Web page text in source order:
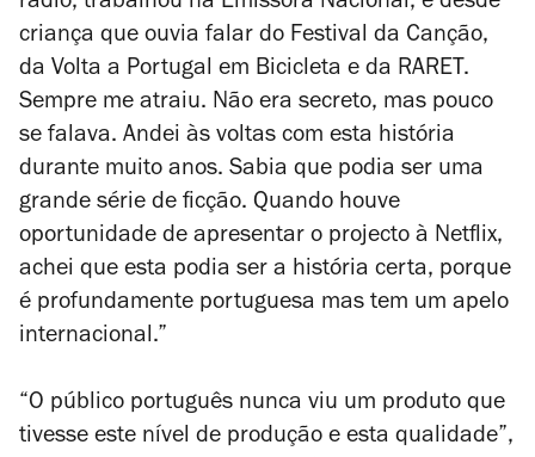
criança que ouvia falar do Festival da Canção,
da Volta a Portugal em Bicicleta e da RARET.
Sempre me atraiu. Não era secreto, mas pouco
se falava. Andei às voltas com esta história
durante muito anos. Sabia que podia ser uma
grande série de ficção. Quando houve
oportunidade de apresentar o projecto à Netflix,
achei que esta podia ser a história certa, porque
é profundamente portuguesa mas tem um apelo
internacional.”
“O público português nunca viu um produto que
tivesse este nível de produção e esta qualidade”,